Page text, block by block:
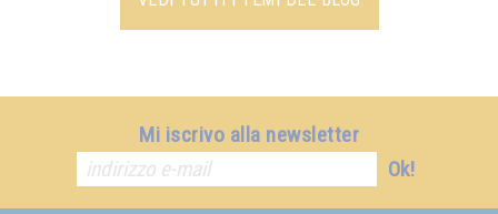
Mi iscrivo alla newsletter
Ok!